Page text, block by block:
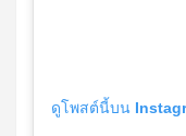
ดูโพสต์นี้บน